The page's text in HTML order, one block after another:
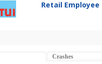
Retail Employee
Crashes